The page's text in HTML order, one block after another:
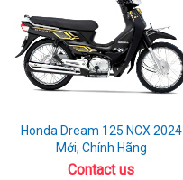
Honda Dream 125 NCX 2024
Mới, Chính Hãng
Contact us